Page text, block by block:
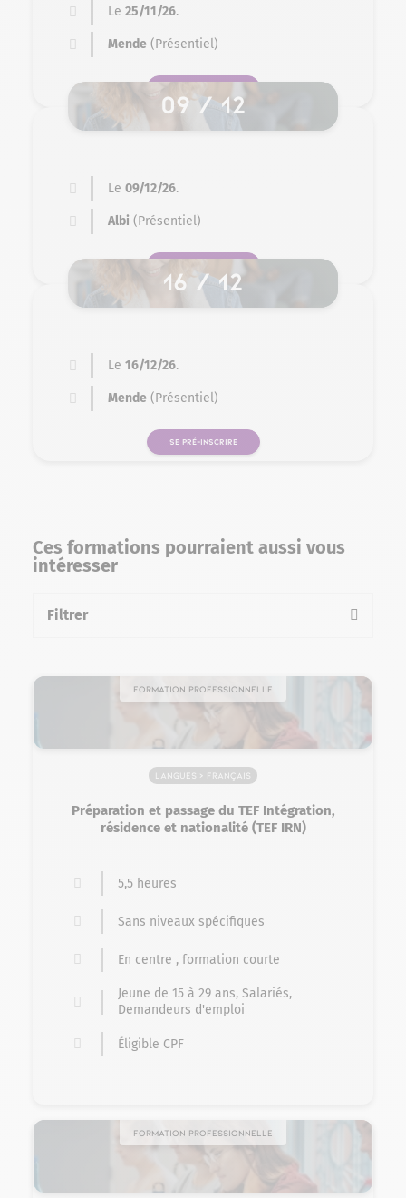
Le 25/11/26.
Mende (Présentiel)
09 / 12
Le 09/12/26.
Albi (Présentiel)
16 / 12
Le 16/12/26.
Mende (Présentiel)
SE PRÉ-INSCRIRE
Ces formations pourraient aussi vous
intéresser
Filtrer
Formation professionnelle
Langues > Français
Préparation et passage du TEF Intégration,
résidence et nationalité (TEF IRN)
5,5 heures
Sans niveaux spécifiques
En centre , formation courte
Jeune de 15 à 29 ans, Salariés,
Demandeurs d'emploi
Éligible CPF
Formation professionnelle